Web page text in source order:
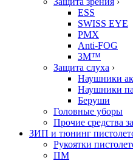
ESS
SWISS EYE
PMX
Anti-FOG
3M™
Защита слуха ›
Наушники
Наушники
Беруши
Головные уборы
Прочие средства
ЗИП и тюнинг
Рукоятки
ПМ